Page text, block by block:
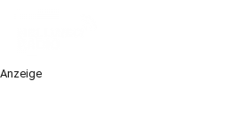
Anzeige